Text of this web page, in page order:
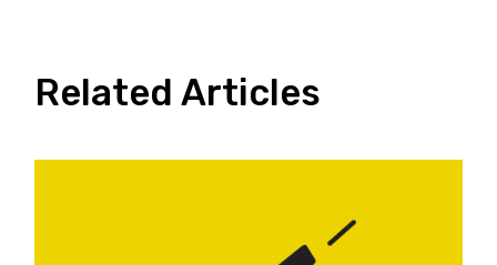
Related Articles